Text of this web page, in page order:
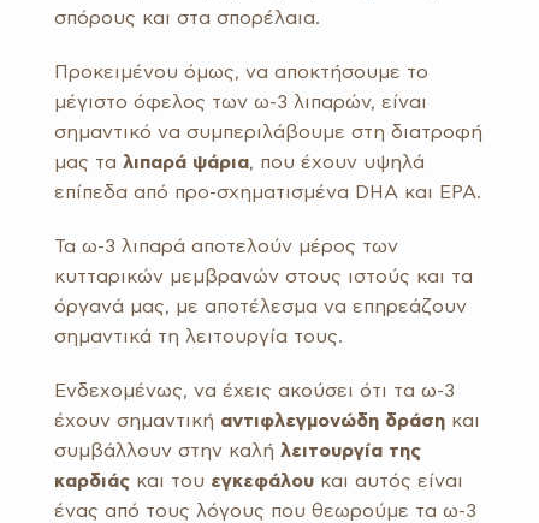
σπόρους και στα σπορέλαια.
Προκειμένου όμως, να αποκτήσουμε το
μέγιστο όφελος των ω-3 λιπαρών, είναι
σημαντικό να συμπεριλάβουμε στη διατροφή
μας τα λιπαρά ψάρια, που έχουν υψηλά
επίπεδα από προ-σχηματισμένα DHA και ΕΡΑ.
Τα ω-3 λιπαρά αποτελούν μέρος των
κυτταρικών μεμβρανών στους ιστούς και τα
όργανά μας, με αποτέλεσμα να επηρεάζουν
σημαντικά τη λειτουργία τους.
Ενδεχομένως, να έχεις ακούσει ότι τα ω-3
έχουν σημαντική αντιφλεγμονώδη δράση και
συμβάλλουν στην καλή λειτουργία της
καρδιάςκαι του εγκεφάλου και αυτός είναι
ένας από τους λόγους που θεωρούμε τα ω-3